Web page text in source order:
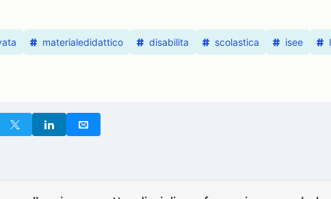
materialedidattico disabilita scolastica isee